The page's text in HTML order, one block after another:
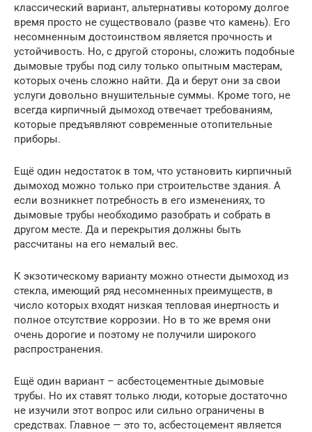
классический вариант, альтернативы которому долгое
время просто не существовало (разве что камень). Его
несомненным достоинством является прочность и
устойчивость. Но, с другой стороны, сложить подобные
дымовые трубы под силу только опытным мастерам,
которых очень сложно найти. Да и берут они за свои
услуги довольно внушительные суммы. Кроме того, не
всегда кирпичный дымоход отвечает требованиям,
которые предъявляют современные отопительные
приборы.
Ещё один недостаток в том, что установить кирпичный
дымоход можно только при строительстве здания. А
если возникнет потребность в его изменениях, то
дымовые трубы необходимо разобрать и собрать в
другом месте. Да и перекрытия должны быть
рассчитаны на его немалый вес.
К экзотическому варианту можно отнести дымоход из
стекла, имеющий ряд несомненных преимуществ, в
число которых входят низкая тепловая инертность и
полное отсутствие коррозии. Но в то же время они
очень дорогие и поэтому не получили широкого
распространения.
Ещё один вариант – асбестоцементные дымовые
трубы. Но их ставят только люди, которые достаточно
не изучили этот вопрос или сильно ограничены в
средствах. Главное — это то, асбестоцемент является